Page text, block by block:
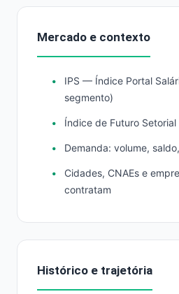
Mercado e contexto
IPS — Índice Portal
segmento)
Índice de Futuro
Demanda: volume,
Cidades, CNAEs e
contratam
Histórico e trajetória